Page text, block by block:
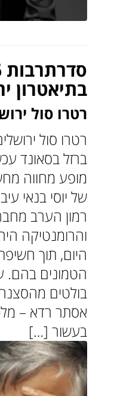
בתיאטרון
רטרו סול
רטרו סול
מופע מחווה
של יוסי בנאי
רמון הערב
והרומנטיקה
היום, תוך
הטמונים בהם.
בולטים
אסתר רדא –
בעשור […]